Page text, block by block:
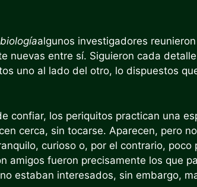
algunos investigadores
nuevas entre sí. Siguieron cada
uno al lado del otro, lo dispuestos
confiar, los periquitos practican una
cerca, sin tocarse. Aparecen, pero
curioso o, por el contrario, poco
amigos fueron precisamente los que
estaban interesados, sin embargo,